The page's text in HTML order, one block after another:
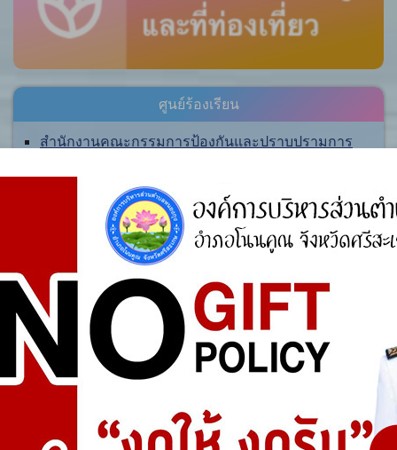
ศูนย์ร้องเรียน
สำนักงานคณะกรรมการป้องกันและปราบปรามการ
สำนักงานคณะกรรมการป้องกันและปราบปรามการ
ทุจริตในภาครัฐ
องค์ความรู้ที่สนับสนุน วิสัยทัศน์ พันธกิจ ยุทธศาสตร์
ขององค์กร
องค์ความรู้จากประสบการณ์ที่องค์กรได้สั่งสมมา
องค์ความรู้ที่ใช้แก้ไขปัญหาที่องค์กรประสบอยู่ใน
องค์ความรู้อื่นๆ ที่เกี่ยวข้องกับการพัฒนาองค์กร